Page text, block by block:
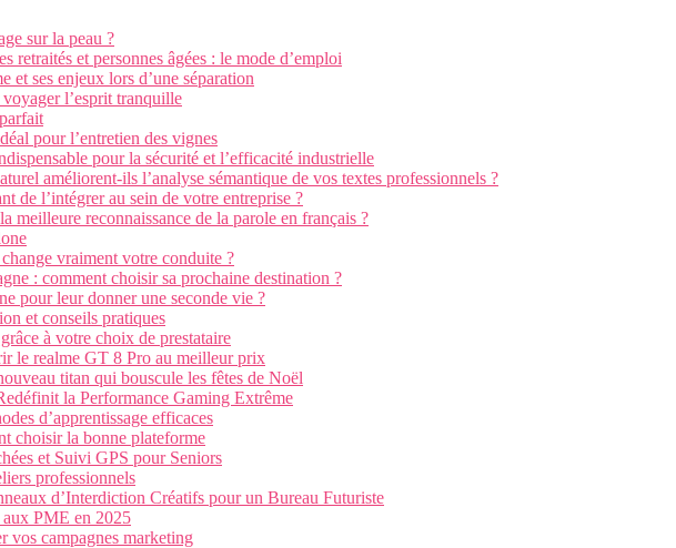
sur la peau ?
retraités et personnes âgées : le mode d’emploi
et ses enjeux lors d’une séparation
l’esprit tranquille
pour l’entretien des vignes
pour la sécurité et l’efficacité industrielle
améliorent-ils l’analyse sémantique de vos textes professionnels ?
de l’intégrer au sein de votre entreprise ?
meilleure reconnaissance de la parole en français ?
vraiment votre conduite ?
: comment choisir sa prochaine destination ?
pour leur donner une seconde vie ?
et conseils pratiques
à votre choix de prestataire
le realme GT 8 Pro au meilleur prix
titan qui bouscule les fêtes de Noël
la Performance Gaming Extrême
d’apprentissage efficaces
choisir la bonne plateforme
et Suivi GPS pour Seniors
professionnels
d’Interdiction Créatifs pour un Bureau Futuriste
PME en 2025
vos campagnes marketing